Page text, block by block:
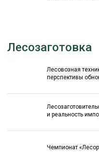
Лесозаготовка
Лесовозная
перспективы
и реальность
Чемпионат